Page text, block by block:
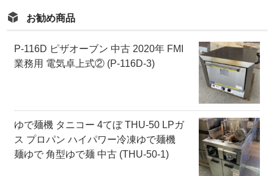
お勧め商品
P-116D ピザオーブン 中古 2020年 FMI
業務用 電気卓上式② (P-116D-3)
ゆで麺機 タニコー 4てぼ THU-50 LPガ
ス プロパン ハイパワー冷凍ゆで麺機
麺ゆで 角型ゆで麺 中古 (THU-50-1)